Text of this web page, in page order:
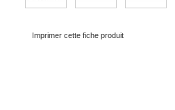
Imprimer cette fiche produit